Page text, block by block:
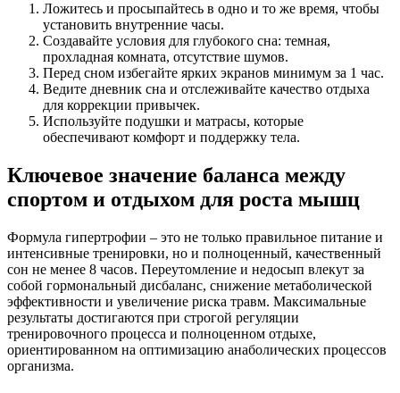
Ложитесь и просыпайтесь в одно и то же время, чтобы
установить внутренние часы.
Создавайте условия для глубокого сна: темная,
прохладная комната, отсутствие шумов.
Перед сном избегайте ярких экранов минимум за 1 час.
Ведите дневник сна и отслеживайте качество отдыха
для коррекции привычек.
Используйте подушки и матрасы, которые
обеспечивают комфорт и поддержку тела.
Ключевое значение баланса между
спортом и отдыхом для роста мышц
Формула гипертрофии – это не только правильное питание и
интенсивные тренировки, но и полноценный, качественный
сон не менее 8 часов. Переутомление и недосып влекут за
собой гормональный дисбаланс, снижение метаболической
эффективности и увеличение риска травм. Максимальные
результаты достигаются при строгой регуляции
тренировочного процесса и полноценном отдыхе,
ориентированном на оптимизацию анаболических процессов
организма.